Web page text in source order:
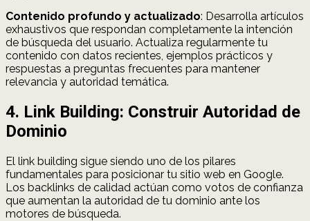
Contenido profundo y actualizado: Desarrolla artículos
exhaustivos que respondan completamente la intención
de búsqueda del usuario. Actualiza regularmente tu
contenido con datos recientes, ejemplos prácticos y
respuestas a preguntas frecuentes para mantener
relevancia y autoridad temática.
4. Link Building: Construir Autoridad de
Dominio
El link building sigue siendo uno de los pilares
fundamentales para posicionar tu sitio web en Google.
Los backlinks de calidad actúan como votos de confianza
que aumentan la autoridad de tu dominio ante los
motores de búsqueda.